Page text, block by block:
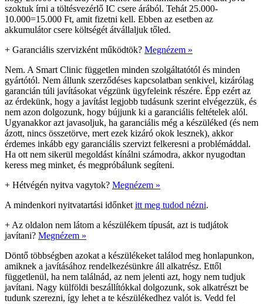
szoktuk írni a töltésvezérlő IC csere árából. Tehát 25.000-
10.000=15.000 Ft, amit fizetni kell. Ebben az esetben az
akkumulátor csere költségét átvállaljuk tőled.
+ Garanciális szervizként működtök? Megnézem »
Nem. A Smart Clinic független minden szolgáltatótól és minden
gyártótól. Nem állunk szerződéses kapcsolatban senkivel, kizárólag
garancián túli javításokat végzünk ügyfeleink részére. Épp ezért az
az érdekünk, hogy a javítást legjobb tudásunk szerint elvégezzük, és
nem azon dolgozunk, hogy bújjunk ki a garanciális feltételek alól.
Ugyanakkor azt javasoljuk, ha garanciális még a készüléked (és nem
ázott, nincs összetörve, mert ezek kizáró okok lesznek), akkor
érdemes inkább egy garanciális szervizt felkeresni a problémáddal.
Ha ott nem sikerül megoldást kínálni számodra, akkor nyugodtan
keress meg minket, és megpróbálunk segíteni.
+ Hétvégén nyitva vagytok? Megnézem »
A mindenkori nyitvatartási időnket itt meg tudod nézni.
+ Az oldalon nem látom a készülékem típusát, azt is tudjátok
javítani? Megnézem »
Döntő többségben azokat a készülékeket találod meg honlapunkon,
amiknek a javításához rendelkezésünkre áll alkatrész. Ettől
függetlenül, ha nem találnád, az nem jelenti azt, hogy nem tudjuk
javítani. Nagy külföldi beszállítókkal dolgozunk, sok alkatrészt be
tudunk szerezni, így lehet a te készülékedhez valót is. Vedd fel